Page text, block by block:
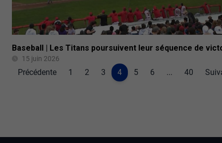
Baseball | Les Titans poursuivent leur séquence de
15 juin 2026
Précédente 1 2 3 4 5 6 ... 40